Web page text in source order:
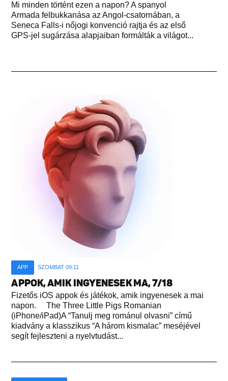
Mi minden történt ezen a napon? A spanyol
Armada felbukkanása az Angol-csatornában, a
Seneca Falls-i nőjogi konvenció rajtja és az első
GPS-jel sugárzása alapjaiban formálták a világot...
APP SZOMBAT 09:11
APPOK, AMIK INGYENESEK MA, 7/18
Fizetős iOS appok és játékok, amik ingyenesek a mai
napon. The Three Little Pigs Romanian
(iPhone/iPad)A “Tanulj meg románul olvasni” című
kiadvány a klasszikus “A három kismalac” meséjével
segít fejleszteni a nyelvtudást...